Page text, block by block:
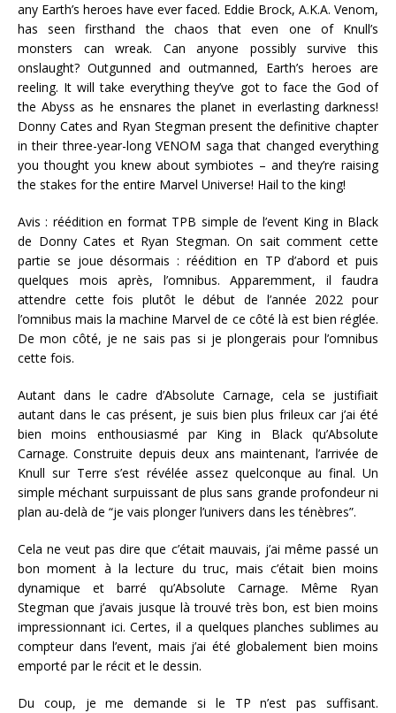
any Earth’s heroes have ever faced. Eddie Brock, A.K.A. Venom,
has seen firsthand the chaos that even one of Knull’s
monsters can wreak. Can anyone possibly survive this
onslaught? Outgunned and outmanned, Earth’s heroes are
reeling. It will take everything they’ve got to face the God of
the Abyss as he ensnares the planet in everlasting darkness!
Donny Cates and Ryan Stegman present the definitive chapter
in their three-year-long VENOM saga that changed everything
you thought you knew about symbiotes – and they’re raising
the stakes for the entire Marvel Universe! Hail to the king!
Avis : réédition en format TPB simple de l’event King in Black
de Donny Cates et Ryan Stegman. On sait comment cette
partie se joue désormais : réédition en TP d’abord et puis
quelques mois après, l’omnibus. Apparemment, il faudra
attendre cette fois plutôt le début de l’année 2022 pour
l’omnibus mais la machine Marvel de ce côté là est bien réglée.
De mon côté, je ne sais pas si je plongerais pour l’omnibus
cette fois.
Autant dans le cadre d’Absolute Carnage, cela se justifiait
autant dans le cas présent, je suis bien plus frileux car j’ai été
bien moins enthousiasmé par King in Black qu’Absolute
Carnage. Construite depuis deux ans maintenant, l’arrivée de
Knull sur Terre s’est révélée assez quelconque au final. Un
simple méchant surpuissant de plus sans grande profondeur ni
plan au-delà de “je vais plonger l’univers dans les ténèbres”.
Cela ne veut pas dire que c’était mauvais, j’ai même passé un
bon moment à la lecture du truc, mais c’était bien moins
dynamique et barré qu’Absolute Carnage. Même Ryan
Stegman que j’avais jusque là trouvé très bon, est bien moins
impressionnant ici. Certes, il a quelques planches sublimes au
compteur dans l’event, mais j’ai été globalement bien moins
emporté par le récit et le dessin.
Du coup, je me demande si le TP n’est pas suffisant.